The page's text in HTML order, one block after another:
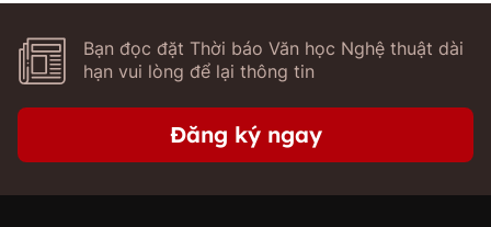
Bạn đọc đặt Thời báo Văn học Nghệ thuật dài
hạn vui lòng để lại thông tin
Đăng ký ngay